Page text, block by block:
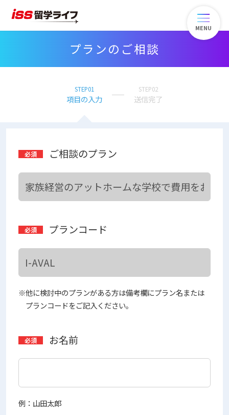
MENU
プランのご相談
STEP01
項目の入力
STEP02
送信完了
ご相談のプラン
プランコード
※他に検討中のプランがある方は備考欄にプラン名または
プランコードをご記入ください。
お名前
例：山田太郎